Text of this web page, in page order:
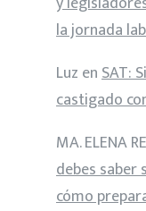
la jornada
Luz enSAT:
castigado
MA. ELENA
debes saber
cómo